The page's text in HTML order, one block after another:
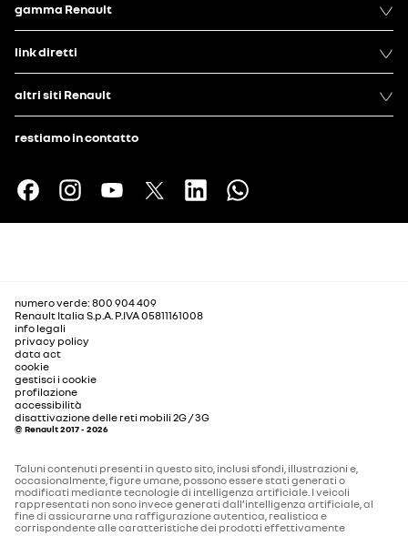
gamma Renault
link diretti
altri siti Renault
restiamo in contatto
numero verde: 800 904 409
Renault Italia S.p.A. P.IVA 05811161008
info legali
privacy policy
data act
cookie
gestisci i cookie
profilazione
accessibilità
disattivazione delle reti mobili 2G / 3G
© Renault 2017 - 2026
Taluni contenuti presenti in questo sito, inclusi sfondi, illustrazioni e,
occasionalmente, figure umane, possono essere stati generati o
modificati mediante tecnologie di intelligenza artificiale. I veicoli
rappresentati non sono invece generati dall’intelligenza artificiale, al
fine di assicurarne una raffigurazione autentica, realistica e
corrispondente alle caratteristiche dei prodotti effettivamente